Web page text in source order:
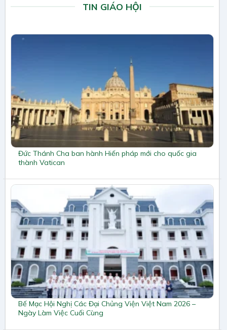
TIN GIÁO HỘI
Đức Thánh Cha ban hành Hiến pháp mới cho quốc gia
thành Vatican
Bế Mạc Hội Nghị Các Đại Chủng Viện Việt Nam 2026 –
Ngày Làm Việc Cuối Cùng